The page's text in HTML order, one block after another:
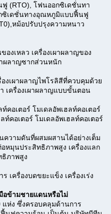
(RTO), โฟนออกซิเดชั่นทา
ซิเดชั่นทางอุณหภูมิแบบฟื้นฟู
หม้อปรับปรุงความหนาว
องเหลว เครื่องเผาผลาญของ
าผลาญซากส่วนหนัก
องเผาผลาญไพโรลิสีที่ควบคุมด้วย
เครื่องเผาผลาญแบบขั้นตอน
คอเตอร์ โมเดลอัพเฮลท์คอเตอร์
ท์คอเตอร์ โมเดลอัพเฮลท์คอเตอร์
ความดันที่ผสมผสานได้อย่างเต็ม
หมุนประสิทธิภาพสูง เครื่องแลก
ภาพสูง
เครื่องบดขยะแข็ง เครื่องเร่ง
อข้ามชายแดนหรือไม่
แห่ง ซึ่งครอบคลุมด้านการ